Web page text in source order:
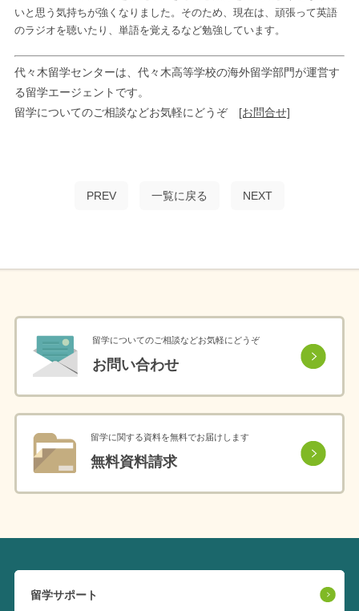
いと思う気持ちが強くなりました。そのため、現在は、頑張って英語
のラジオを聴いたり、単語を覚えるなど勉強しています。
代々木留学センターは、代々木高等学校の海外留学部門が運営す
る留学エージェントです。
留学についてのご相談などお気軽にどうぞ [お問合せ]
PREV 一覧に戻る NEXT
留学についてのご相談などお気軽にどうぞ
お問い合わせ
留学に関する資料を無料でお届けします
無料資料請求
留学サポート